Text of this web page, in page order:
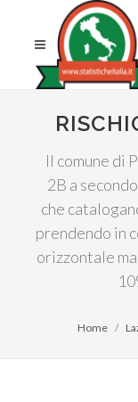
Il comune di
2B a
che
prendendo in
orizzontale
Home